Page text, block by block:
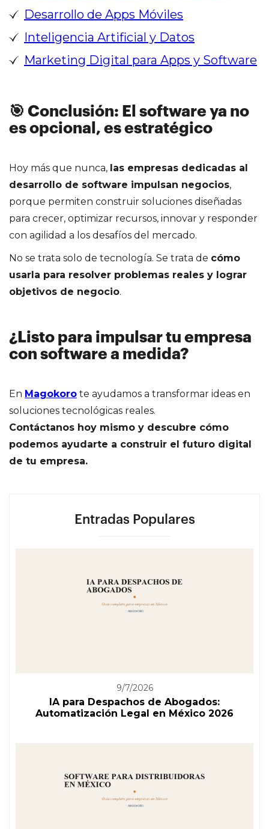
Desarrollo de Apps Móviles
Inteligencia Artificial y Datos
Marketing Digital para Apps y Software
🎯 Conclusión: El software ya no
es opcional, es estratégico
Hoy más que nunca, las empresas dedicadas al
desarrollo de software impulsan negocios,
porque permiten construir soluciones diseñadas
para crecer, optimizar recursos, innovar y responder
con agilidad a los desafíos del mercado.
No se trata solo de tecnología. Se trata de cómo
usarla para resolver problemas reales y lograr
objetivos de negocio.
¿Listo para impulsar tu empresa
con software a medida?
En Magokoro te ayudamos a transformar ideas en
soluciones tecnológicas reales.
Contáctanos hoy mismo y descubre cómo
podemos ayudarte a construir el futuro digital
de tu empresa.
Entradas Populares
9/7/2026
IA para Despachos de Abogados:
Automatización Legal en México 2026